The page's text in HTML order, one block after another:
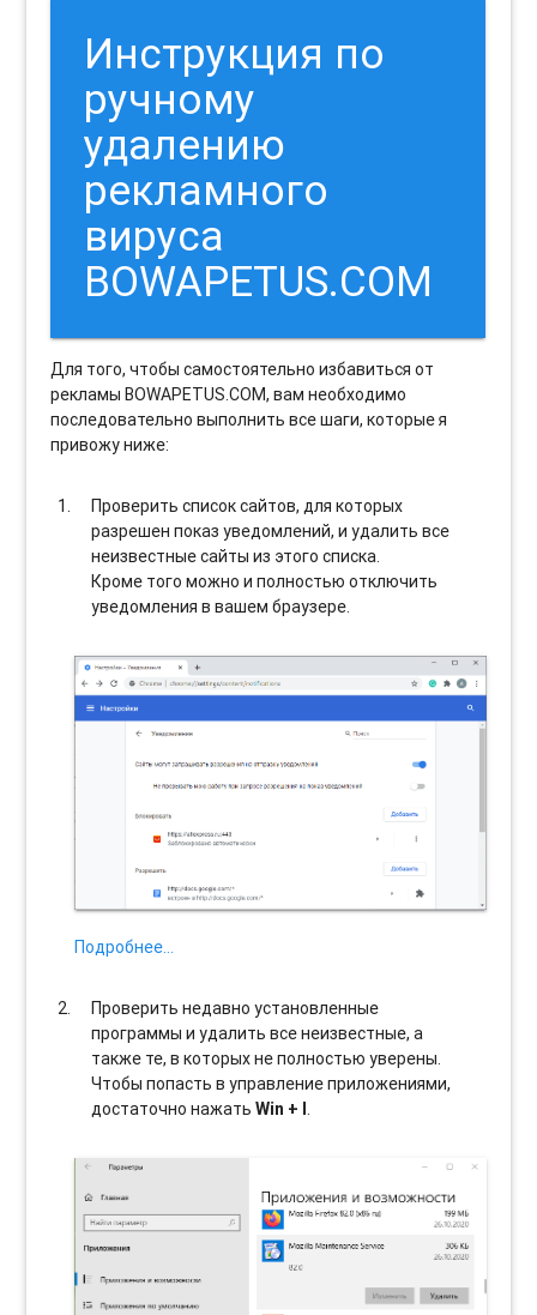
Инструкция по
ручному
удалению
рекламного
вируса
BOWAPETUS.COM
Для того, чтобы самостоятельно избавиться от
рекламы BOWAPETUS.COM, вам необходимо
последовательно выполнить все шаги, которые я
привожу ниже:
Проверить список сайтов, для которых
разрешен показ уведомлений, и удалить все
неизвестные сайты из этого списка.
Кроме того можно и полностью отключить
уведомления в вашем браузере.
Подробнее…
Проверить недавно установленные
программы и удалить все неизвестные, а
также те, в которых не полностью уверены.
Чтобы попасть в управление приложениями,
достаточно нажатьWin + I.